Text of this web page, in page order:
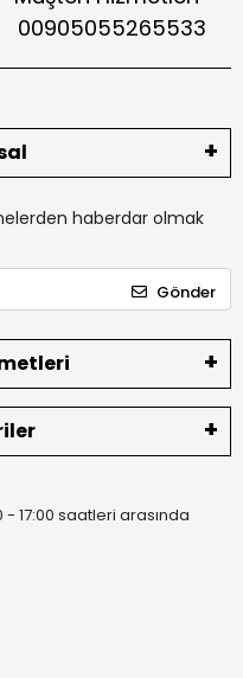
00905055265533
haberdar olmak
Gönder
- 17:00 saatleri arasında